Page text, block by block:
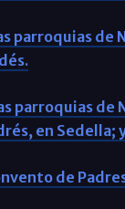
parroquias
parroquias de
en Sedella;
de